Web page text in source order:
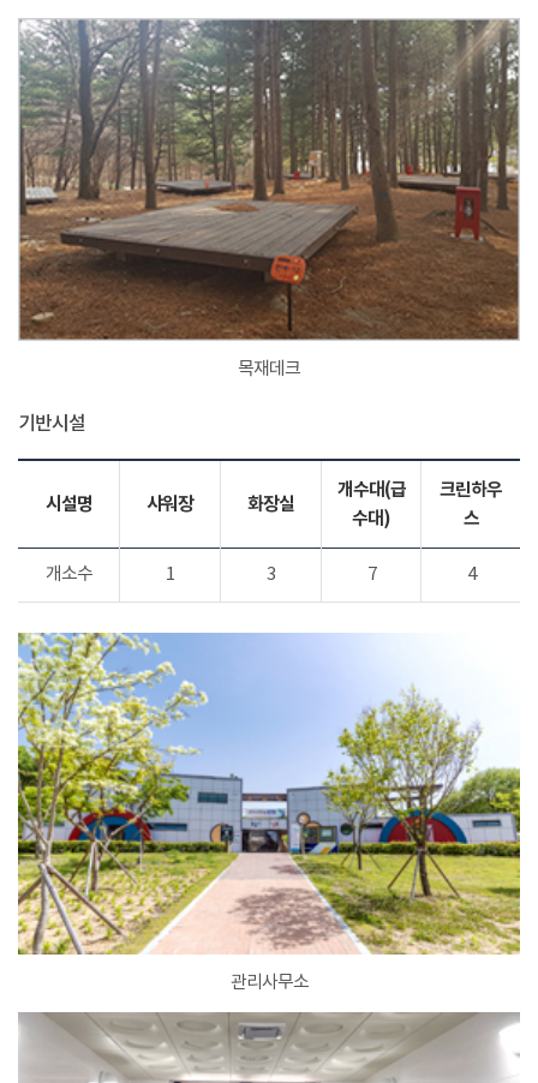
목재데크
기반시설
시설명 샤워장 화장실
개수대(급
수대)
크린하우
스
개소수 1 3 7 4
관리사무소